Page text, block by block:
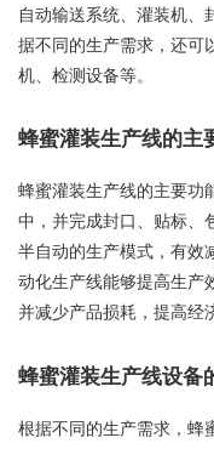
自动输送系统、灌装机、
据不同的生产需求，还可
机、检测设备等。
蜂蜜灌装生产线的主
蜂蜜灌装生产线的主要功
中，并完成封口、贴标、
半自动的生产模式，有效
动化生产线能够提高生产
并减少产品损耗，提高经
蜂蜜灌装生产线设备
根据不同的生产需求，蜂